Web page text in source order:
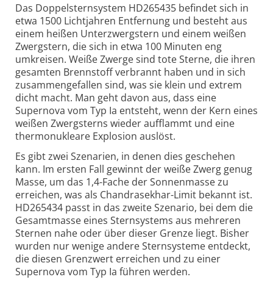
Das Doppelsternsystem HD265435 befindet sich in
etwa 1500 Lichtjahren Entfernung und besteht aus
einem heißen Unter­zwergstern und einem weißen
Zwergstern, die sich in etwa 100 Minuten eng
umkreisen. Weiße Zwerge sind tote Sterne, die ihren
gesamten Brennstoff verbrannt haben und in sich
zusammen­gefallen sind, was sie klein und extrem
dicht macht. Man geht davon aus, dass eine
Supernova vom Typ Ia entsteht, wenn der Kern eines
weißen Zwergsterns wieder aufflammt und eine
thermonukleare Explosion auslöst.
Es gibt zwei Szenarien, in denen dies geschehen
kann. Im ersten Fall gewinnt der weiße Zwerg genug
Masse, um das 1,4-Fache der Sonnenmasse zu
erreichen, was als Chandrasekhar-Limit bekannt ist.
HD265434 passt in das zweite Szenario, bei dem die
Gesamt­masse eines Sternsystems aus mehreren
Sternen nahe oder über dieser Grenze liegt. Bisher
wurden nur wenige andere Stern­systeme entdeckt,
die diesen Grenzwert erreichen und zu einer
Supernova vom Typ Ia führen werden.